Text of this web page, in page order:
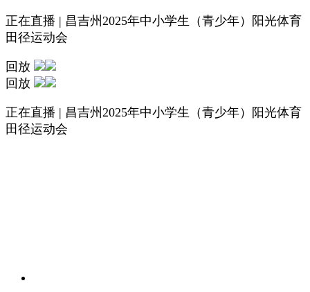
正在直播 | 昌吉州2025年中小学生（青少年）阳光体育
田径运动会
回放
回放
正在直播 | 昌吉州2025年中小学生（青少年）阳光体育
田径运动会